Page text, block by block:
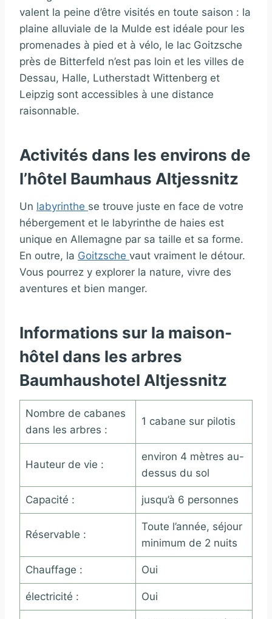
valent la peine d’être visités en toute saison : la
plaine alluviale de la Mulde est idéale pour les
promenades à pied et à vélo, le lac Goitzsche
près de Bitterfeld n’est pas loin et les villes de
Dessau, Halle, Lutherstadt Wittenberg et
Leipzig sont accessibles à une distance
raisonnable.
Activités dans les environs de
l’hôtel Baumhaus Altjessnitz
Un labyrinthe se trouve juste en face de votre
hébergement et le labyrinthe de haies est
unique en Allemagne par sa taille et sa forme.
En outre, la Goitzsche vaut vraiment le détour.
Vous pourrez y explorer la nature, vivre des
aventures et bien manger.
Informations sur la maison-
hôtel dans les arbres
Baumhaushotel Altjessnitz
Nombre de cabanes
dans les arbres :
1 cabane sur pilotis
Hauteur de vie :
environ 4 mètres au-
dessus du sol
Capacité : jusqu’à 6 personnes
Réservable :
Toute l’année, séjour
minimum de 2 nuits
Chauffage : Oui
électricité : Oui